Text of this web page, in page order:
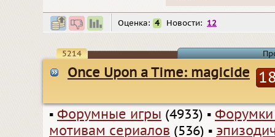
Оценка: 4 Новости: 12
5214
Once Upon a Time: magicide
▪ Форумные игры (4933) ▪
мотивам сериалов (536) ▪